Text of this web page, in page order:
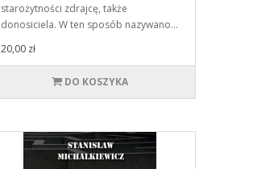
starożytności zdrajcę, także
donosiciela. W ten sposób nazywano…
20,00 zł
DO KOSZYKA